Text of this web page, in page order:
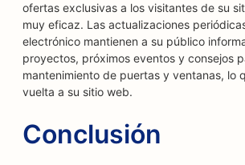
ofertas exclusivas a los visitantes de su
muy eficaz. Las actualizaciones
electrónico mantienen a su público
proyectos, próximos eventos y consejos
mantenimiento de puertas y ventanas, lo
vuelta a su sitio web.
Conclusión